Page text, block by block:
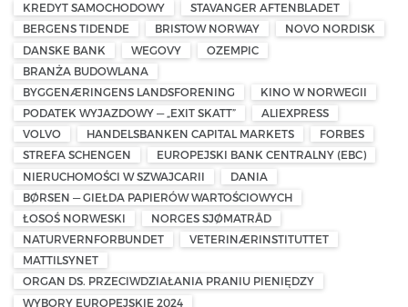
KREDYT SAMOCHODOWY
STAVANGER AFTENBLADET
BERGENS TIDENDE
BRISTOW NORWAY
NOVO NORDISK
DANSKE BANK
WEGOVY
OZEMPIC
BRANŻA BUDOWLANA
BYGGENÆRINGENS LANDSFORENING
KINO W NORWEGII
PODATEK WYJAZDOWY — „EXIT SKATT”
ALIEXPRESS
VOLVO
HANDELSBANKEN CAPITAL MARKETS
FORBES
STREFA SCHENGEN
EUROPEJSKI BANK CENTRALNY (EBC)
NIERUCHOMOŚCI W SZWAJCARII
DANIA
BØRSEN — GIEŁDA PAPIERÓW WARTOŚCIOWYCH
ŁOSOŚ NORWESKI
NORGES SJØMATRÅD
NATURVERNFORBUNDET
VETERINÆRINSTITUTTET
MATTILSYNET
ORGAN DS. PRZECIWDZIAŁANIA PRANIU PIENIĘDZY
WYBORY EUROPEJSKIE 2024